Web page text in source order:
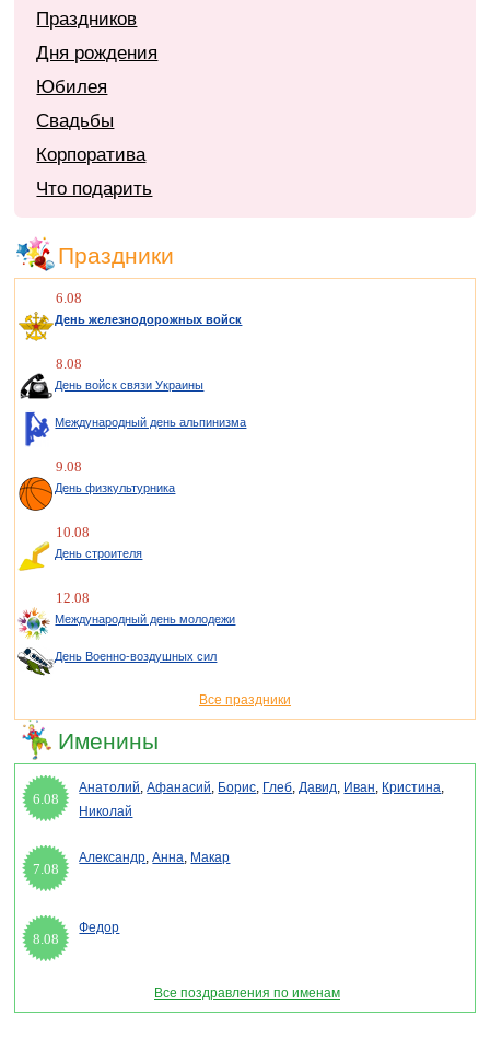
Праздников
Дня рождения
Юбилея
Свадьбы
Корпоратива
Что подарить
Праздники
6.08
День железнодорожных войск
8.08
День войск связи Украины
Международный день альпинизма
9.08
День физкультурника
10.08
День строителя
12.08
Международный день молодежи
День Военно-воздушных сил
Все праздники
Именины
6.08
Анатолий,Афанасий, Борис, Глеб,Давид, Иван, Кристина,
Николай
7.08
Александр,Анна, Макар
8.08
Федор
Все поздравления по именам